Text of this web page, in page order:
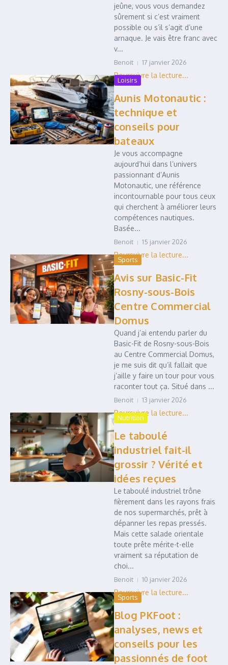
jeûne, vous vous demandez
sûrement si c’est vraiment
possible ou s’il s’agit d’une
arnaque. Je vais être franc avec
v...
Benoit 17 janvier 2026
Loisirs
Aunis Motonautic :
technique et
conseils pour
bateaux
Je vous accompagne
aujourd’hui dans l’univers
passionnant d’Aunis
Motonautic, une référence
incontournable pour tous ceux
qui cherchent à améliorer leurs
compétences nautiques.
Basée...
Benoit 15 janvier 2026
Sports
Avis sur Basic-Fit
Rosny-sous-Bois
Centre Commercial
Domus
Quand j’ai entendu parler du
Basic-Fit de Rosny-sous-Bois
au Centre Commercial Domus,
je me suis dit qu’il fallait que
j’aille y faire un tour pour vous
raconter tout ça. Situé dans ...
Benoit 13 janvier 2026
Nutrition
Le taboulé
industriel fait-il
grossir ? Vérité et
idées reçues
Le taboulé industriel trône
fièrement dans les rayons frais
de nos supermarchés, prêt à
dépanner les repas pressés.
Mais cette salade orientale
toute prête mérite-t-elle
vraiment sa réputation de
choi...
Benoit 10 janvier 2026
Sports
Blog PKFoot :
analyses, news et
conseils pour les
passionnés de foot